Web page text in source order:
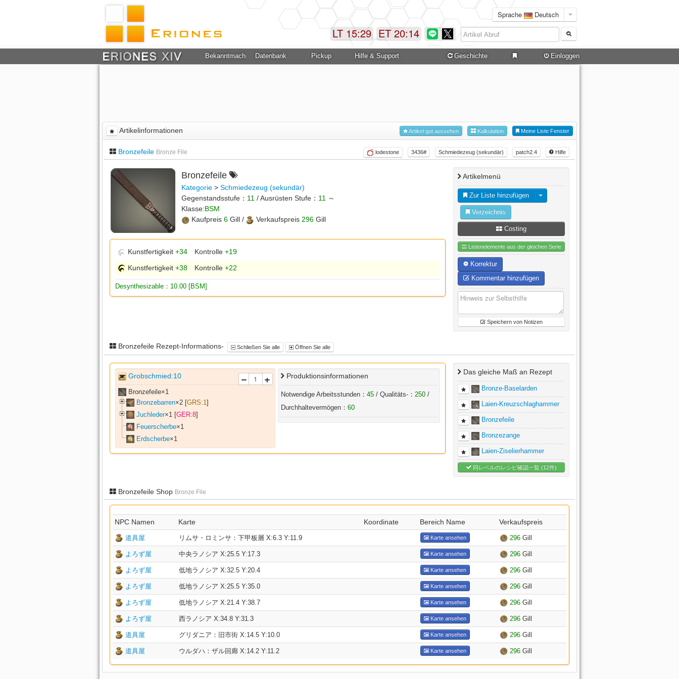
Sprache Deutsch
ET 20:14
LT 15:29
Bekanntmachung Datenbank Pickup Hilfe & Support Geschichte Einloggen
Artikelinformationen Meine Liste Fenster
Kalkulation
Artikel gut aussehen
Bronzefeile Bronze File Hilfe
patch2.4
Schmiedezeug (sekundär)
3436#
lodestone
Bronzefeile
Kategorie > Schmiedezeug (sekundär)
Gegenstandsstufe： 11 / Ausrüsten Stufe： 11 ～
Klasse:BSM
Kaufpreis 6 Gill / Verkaufspreis 296 Gill
Kunstfertigkeit +34 Kontrolle +19
Kunstfertigkeit +38 Kontrolle +22
Desynthesizable：10.00 [BSM]
Artikelmenü
Zur Liste hinzufügen
Verzeichnis
Costing
Listenelemente aus der gleichen Serie
Korrektur
Kommentar hinzufügen
Speichern von Notizen
Bronzefeile Rezept-Informations- Schließen Sie alle Öffnen Sie alle
Grobschmied:10
Bronzefeile×1
Bronzebarren×2 [GRS:1 ]
Juchleder×1 [GER:8]
Feuerscherbe×1
Erdscherbe×1
Produktionsinformationen
Notwendige Arbeitsstunden： 45/ Qualitäts-： 250/
Durchhaltevermögen： 60
Das gleiche Maß an Rezept
Bronze-Baselarden
Laien-Kreuzschlaghammer
Bronzefeile
Bronzezange
Laien-Ziselierhammer
同レベルのレシピ確認一覧 (12件)
Bronzefeile Shop Bronze File
NPC Namen Karte Koordinate Bereich Name Verkaufspreis
道具屋 リムサ・ロミンサ：下甲板層 X:6.3 Y:11.9 Karte ansehen 296 Gill
よろず屋 中央ラノシア X:25.5 Y:17.3 Karte ansehen 296 Gill
よろず屋 低地ラノシア X:32.5 Y:20.4 Karte ansehen 296 Gill
よろず屋 低地ラノシア X:25.5 Y:35.0 Karte ansehen 296 Gill
よろず屋 低地ラノシア X:21.4 Y:38.7 Karte ansehen 296 Gill
よろず屋 西ラノシア X:34.8 Y:31.3 Karte ansehen 296 Gill
道具屋 グリダニア：旧市街 X:14.5 Y:10.0 Karte ansehen 296 Gill
道具屋 ウルダハ：ザル回廊 X:14.2 Y:11.2 Karte ansehen 296 Gill